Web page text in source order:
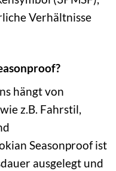
Verhältnisse
hängt von
z.B. Fahrstil,
Seasonproof ist
ausgelegt und